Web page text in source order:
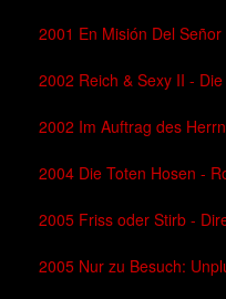
2001 En Misión Del
2002 Reich & Sexy II -
2002 Im Auftrag des
2004 Die Toten Hosen -
2005 Friss oder Stirb -
2005 Nur zu Besuch: